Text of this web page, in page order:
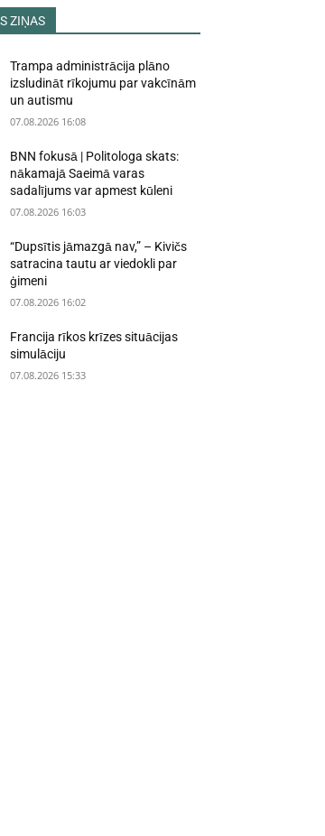
ZIŅAS
Trampa administrācija plāno
izsludināt rīkojumu par vakcīnām
un autismu
07.08.2026 16:08
BNN fokusā | Politologa skats:
nākamajā Saeimā varas
sadalījums var apmest kūleni
07.08.2026 16:03
“Dupsītis jāmazgā nav,” – Kivičs
satracina tautu ar viedokli par
ģimeni
07.08.2026 16:02
Francija rīkos krīzes situācijas
simulāciju
07.08.2026 15:33